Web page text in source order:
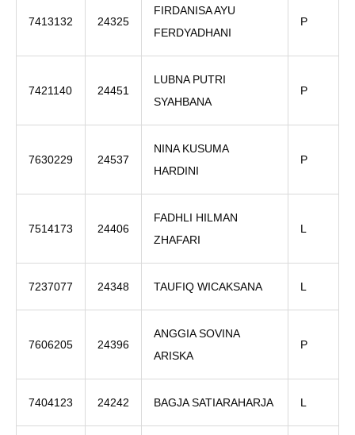
7413132 24325
FIRDANISA AYU
FERDYADHANI
P
7421140 24451
LUBNA PUTRI
SYAHBANA
P
7630229 24537
NINA KUSUMA
HARDINI
P
7514173 24406
FADHLI HILMAN
ZHAFARI
L
7237077 24348 TAUFIQ WICAKSANA L
7606205 24396
ANGGIA SOVINA
ARISKA
P
7404123 24242 BAGJA SATIARAHARJA L